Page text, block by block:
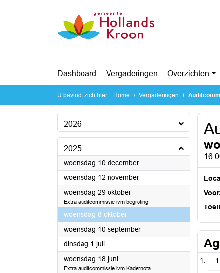
Ga naar de inhoud van deze pagina
Dashboard Vergaderingen Overzichten
U bevindt zich hier: Home Vergaderingen
2026
2025
woensdag 10 december2025
woensdag 12 november2025
woensdag 29 oktober2025
Extra auditcommissie ivm begroting
woensdag 8 oktober2025
woensdag 10 september2025
dinsdag 1 juli2025
woensdag 18 juni2025
Extra auditcommissie ivm Kadernota
1